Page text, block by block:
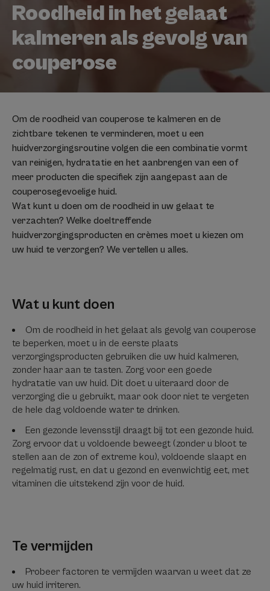
Roodheid in het gelaat
kalmeren als gevolg van
couperose
Om de roodheid van couperose te kalmeren en de
zichtbare tekenen te verminderen, moet u een
huidverzorgingsroutine volgen die een combinatie vormt
van reinigen, hydratatie en het aanbrengen van een of
meer producten die specifiek zijn aangepast aan de
couperosegevoelige huid.
Wat kunt u doen om de roodheid in uw gelaat te
verzachten? Welke doeltreffende
huidverzorgingsproducten en crèmes moet u kiezen om
uw huid te verzorgen? We vertellen u alles.
Wat u kunt doen
Om de roodheid in het gelaat als gevolg van couperose
te beperken, moet u in de eerste plaats
verzorgingsproducten gebruiken die uw huid kalmeren,
zonder haar aan te tasten. Zorg voor een goede
hydratatie van uw huid. Dit doet u uiteraard door de
verzorging die u gebruikt, maar ook door niet te vergeten
de hele dag voldoende water te drinken.
Een gezonde levensstijl draagt bij tot een gezonde huid.
Zorg ervoor dat u voldoende beweegt (zonder u bloot te
stellen aan de zon of extreme kou), voldoende slaapt en
regelmatig rust, en dat u gezond en evenwichtig eet, met
vitaminen die uitstekend zijn voor de huid.
Te vermijden
Probeer factoren te vermijden waarvan u weet dat ze
uw huid irriteren.